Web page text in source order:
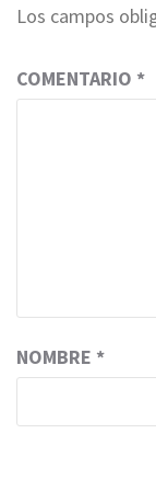
Los campos
COMENTARIO *
NOMBRE *